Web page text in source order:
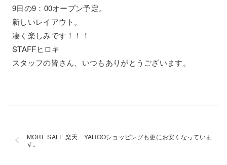
9日の9：00オープン予定。
新しいレイアウト。
凄く楽しみです！！！
STAFFヒロキ
スタッフの皆さん、いつもありがとうございます。
MORE SALE 楽天 YAHOOショッピングも更にお安くなっていま
す。